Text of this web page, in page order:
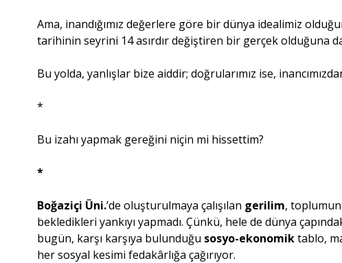
Ama, inandığımız değerlere göre bir dünya idealimiz
tarihinin seyrini 14 asırdır değiştiren bir gerçek olduğuna
Bu yolda, yanlışlar bize aiddir; doğrularımız ise,
*
Bu izahı yapmak gereğini niçin mi hissettim?
*
Boğaziçi Üni.’de oluşturulmaya çalışılan gerilim,
bekledikleri yankıyı yapmadı. Çünkü, hele de dünya
bugün, karşı karşıya bulunduğu sosyo-ekonomiktablo,
her sosyal kesimi fedakârlığa çağırıyor.